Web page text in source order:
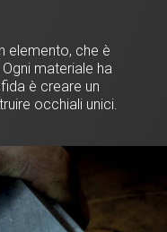
elemento, che è
materiale ha
è creare un
occhiali unici.